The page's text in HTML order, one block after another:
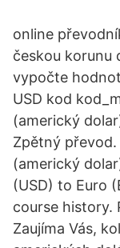
online
českou korunu
vypočte
USD kod
(americký
Zpětný převod.
(americký
(USD) to Euro
course history.
Zaujíma Vás,